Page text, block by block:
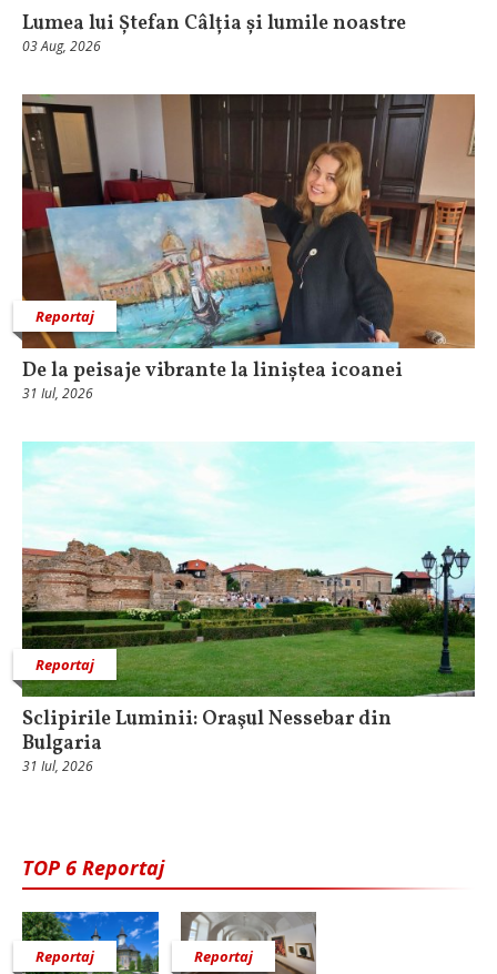
Lumea lui Ștefan Câlția și lumile noastre
03 Aug, 2026
Reportaj
De la peisaje vibrante la liniștea icoanei
31 Iul, 2026
Reportaj
Sclipirile Luminii: Oraşul Nessebar din
Bulgaria
31 Iul, 2026
TOP 6 Reportaj
Reportaj Reportaj